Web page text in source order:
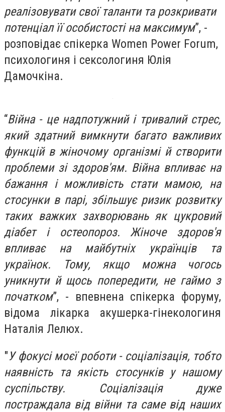
реалізовувати свої таланти та розкривати
потенціал її особистості на максимум”, -
розповідає спікерка Women Power Forum,
психологиня і сексологиня Юлія
Дамочкіна.
“Війна - це надпотужний і тривалий стрес,
який здатний вимкнути багато важливих
функцій в жіночому організмі й створити
проблеми зі здоров'ям. Війна впливає на
бажання і можливість стати мамою, на
стосунки в парі, збільшує ризик розвитку
таких важких захворювань як цукровий
діабет і остеопороз. Жіноче здоров'я
впливає на майбутніх українців та
українок. Тому, якщо можна чогось
уникнути й щось попередити, не гаймо з
початком”, - впевнена спікерка форуму,
відома лікарка акушерка-гінекологиня
Наталія Лелюх.
"У фокусі моєї роботи - соціалізація, тобто
наявність та якість стосунків у нашому
суспільству. Соціалізація дуже
постраждала від війни та саме від наших